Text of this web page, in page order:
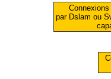
par Dslam ou